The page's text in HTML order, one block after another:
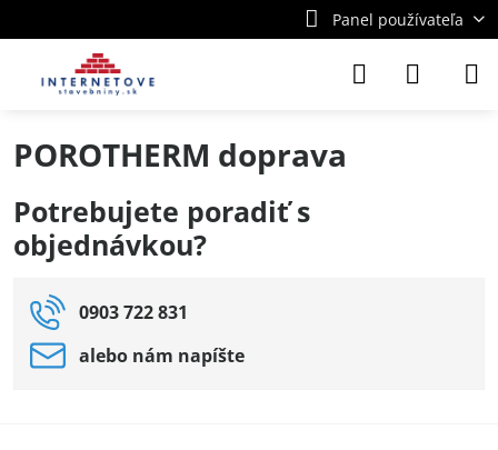
Panel používateľa
POROTHERM doprava
Potrebujete poradiť s
objednávkou?
0903 722 831
alebo nám napíšte